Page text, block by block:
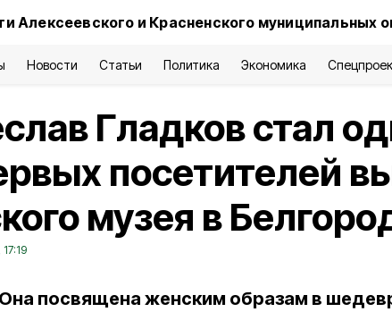
Алексеевского и Красненского муниципальных
Новости Статьи Политика Экономика
Гладков стал
посетителей
музея в
Она посвящена женским образам в